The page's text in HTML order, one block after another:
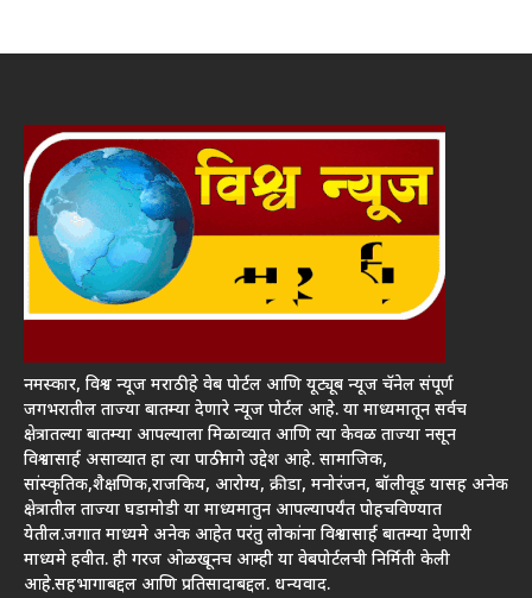
नमस्कार, विश्व न्यूज मराठी हे वेब पोर्टल आणि यूट्यूब न्यूज चॅनेल संपूर्ण
जगभरातील ताज्या बातम्या देणारे न्यूज पोर्टल आहे. या माध्यमातून सर्वच
क्षेत्रातल्या बातम्या आपल्याला मिळाव्यात आणि त्या केवळ ताज्या नसून
विश्वासार्ह असाव्यात हा त्या पाठीमागे उद्देश आहे. सामाजिक,
सांस्कृतिक,शैक्षणिक,राजकिय, आरोग्य, क्रीडा, मनोरंजन, बॉलीवूड यासह अनेक
क्षेत्रातील ताज्या घडामोडी या माध्यमातुन आपल्यापर्यंत पोहचविण्यात
येतील.जगात माध्यमे अनेक आहेत परंतु लोकांना विश्वासार्ह बातम्या देणारी
माध्यमे हवीत. ही गरज ओळखूनच आम्ही या वेबपोर्टलची निर्मिती केली
आहे.सहभागाबद्दल आणि प्रतिसादाबद्दल. धन्यवाद.